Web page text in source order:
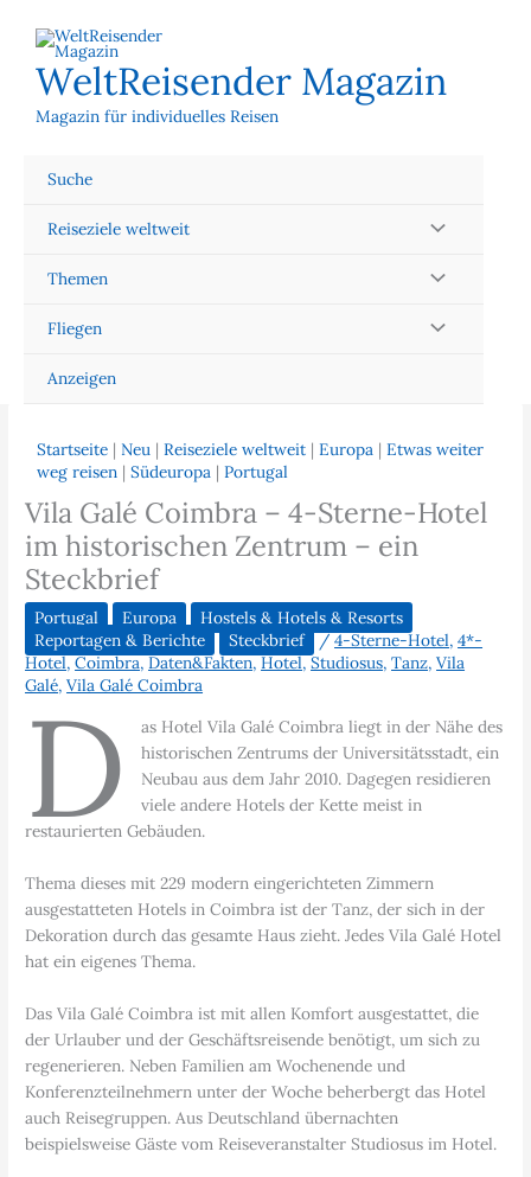
Inhalt
springenWeltReisender Magazin
Magazin für individuelles Reisen
Suche
Reiseziele weltweit
Themen
Fliegen
Anzeigen
Startseite |Neu |Reiseziele weltweit |Europa |Etwas weiter
weg reisen |Südeuropa |Portugal
Vila Galé Coimbra – 4-Sterne-Hotel
im historischen Zentrum – ein
Steckbrief
Portugal Europa
Hostels & Hotels & Resorts
Reportagen & Berichte
Steckbrief /4-Sterne-Hotel,4*-
Hotel,Coimbra,Daten&Fakten,Hotel,Studiosus,Tanz,Vila
Galé,Vila Galé Coimbra
D
as Hotel Vila Galé Coimbra liegt in der Nähe des
historischen Zentrums der Universitätsstadt, ein
Neubau aus dem Jahr 2010. Dagegen residieren
viele andere Hotels der Kette meist in
restaurierten Gebäuden.
Thema dieses mit 229 modern eingerichteten Zimmern
ausgestatteten Hotels in Coimbra ist der Tanz, der sich in der
Dekoration durch das gesamte Haus zieht. Jedes Vila Galé Hotel
hat ein eigenes Thema.
Das Vila Galé Coimbra ist mit allen Komfort ausgestattet, die
der Urlauber und der Geschäftsreisende benötigt, um sich zu
regenerieren. Neben Familien am Wochenende und
Konferenzteilnehmern unter der Woche beherbergt das Hotel
auch Reisegruppen. Aus Deutschland übernachten
beispielsweise Gäste vom Reiseveranstalter Studiosus im Hotel.